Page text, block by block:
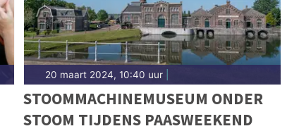
20 maart 2024, 10:40 uur|
STOOMMACHINEMUSEUM ONDER
STOOM TIJDENS PAASWEEKEND